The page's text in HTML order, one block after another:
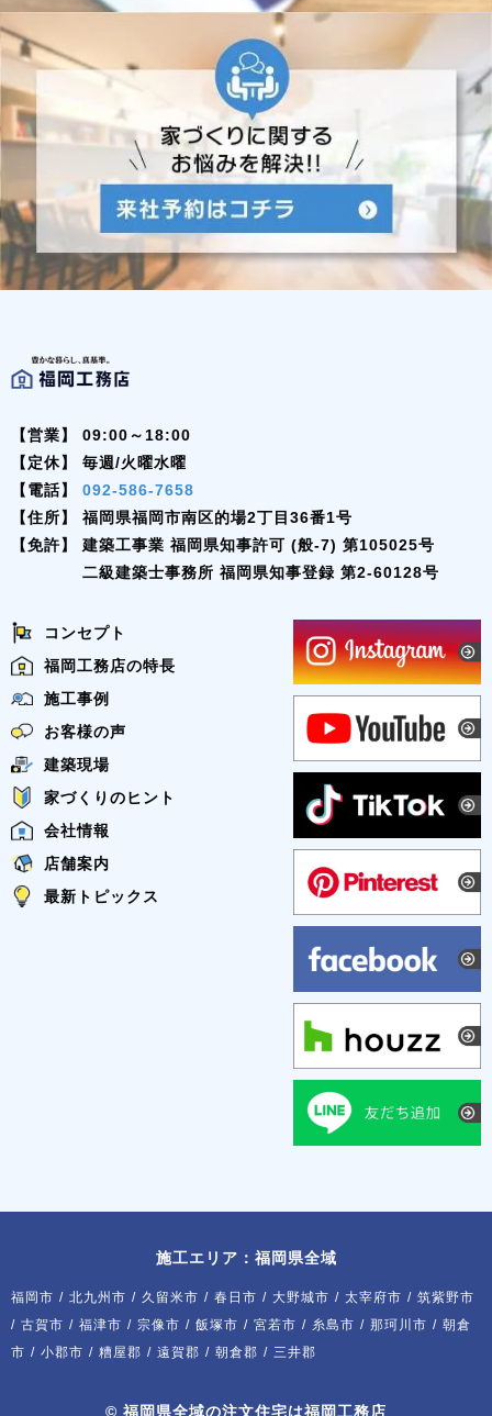
【営業】
09:00～18:00
【定休】
毎週/火曜水曜
【電話】
092-586-7658
【住所】
福岡県福岡市南区的場2丁目36番1号
【免許】
建築工事業 福岡県知事許可 (般-7) 第105025号
二級建築士事務所 福岡県知事登録 第2-60128号
コンセプト
福岡工務店の特長
施工事例
お客様の声
建築現場
家づくりのヒント
会社情報
店舗案内
最新トピックス
施工エリア：福岡県全域
福岡市 / 北九州市 / 久留米市 / 春日市 / 大野城市 / 太宰府市 / 筑紫野市
/ 古賀市 / 福津市 / 宗像市 / 飯塚市 / 宮若市 / 糸島市 / 那珂川市 / 朝倉
市 / 小郡市 / 糟屋郡 / 遠賀郡 / 朝倉郡 / 三井郡
© 福岡県全域の注文住宅は福岡工務店